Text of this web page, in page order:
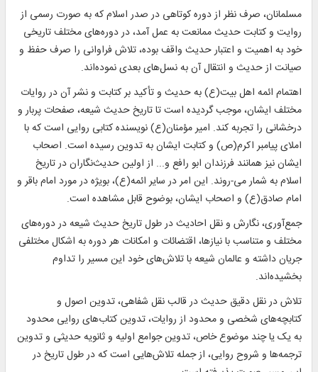
مسلمانان، صرف نظر از دوره کوتاهی در صدر اسلام که به صورت رسمی از
روایت و کتابت حدیث ممانعت به عمل آمد، در دوره‌های مختلف تاریخی
خود به اهمیت و اعتبار حدیث واقف بوده، تلاش فراوانی را صرف حفظ و
صیانت از حدیث و انتقال آن به نسل‌های بعدی نموده‌اند.
اهتمام ائمه اهل بیت(ع) به حدیث و تأکید بر کتابت و نشر آن در روایات
مختلف ایشان، موجب گردیده است تا تاریخ حدیث شیعه، صفحات پربار و
درخشانی را تجربه کند. امیر مؤمنان(ع) نویسنده کتابی روایی است که با
املای پیامبر اکرم(ص) و کتابت ایشان به تدوین رسیده است. اصحاب
ایشان نیز همانند فرزندان ابو رافع و... از اولین حدیث‌نگاران در تاریخ
اسلام به شمار می-روند. این امر در سایر ائمه(ع)، بویژه در مورد امام باقر و
امام صادق(ع) و اصحاب ایشان، بوضوح قابل مشاهده است.
جمع‌آوری، نگارش و نقل احادیث در طول تاریخ حدیث شیعه در دوره‌های
مختلف و متناسب با نیازها، اقتضائات و امکانات هر دوره به اشکال مختلفی
جریان داشته و عالمان شیعه با تلاش‌های خود این مسیر را تداوم
بخشیده‌اند.
تلاش در نقل دقیق حدیث در قالب نقل شفاهی، تدوین اصول و
کتابچه‌های شخصی و محدود از روایات، تدوین کتاب‌های روایی محدود
به یک یا چند موضوع خاص، تدوین جوامع اولیه و ثانویه حدیثی و تدوین
ترجمه‌ها و شروح روایی، از جمله تلاش‌هایی است که در طول تاریخ در